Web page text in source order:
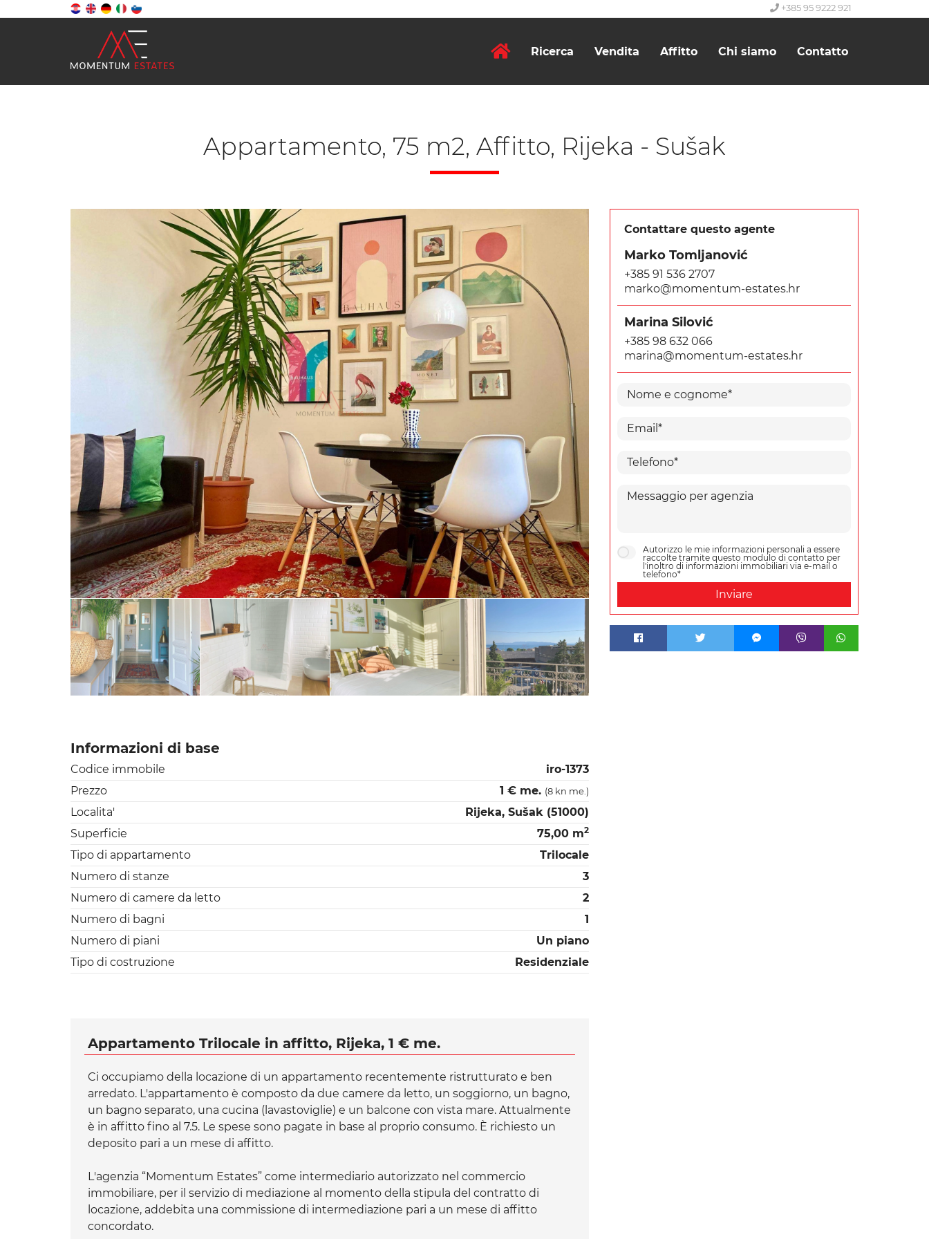
+385 95 9222 921
Ricerca Vendita Affitto Chi siamo Contatto
Appartamento, 75 m2, Affitto, Rijeka - Sušak
Informazioni di base
Codice immobile
iro-1373
Prezzo
1 € me. (8 kn me.)
Localita'
Rijeka, Sušak (51000)
Superficie
75,00 m2
Tipo di appartamento
Trilocale
Numero di stanze
3
Numero di camere da letto
2
Numero di bagni
1
Numero di piani
Un piano
Tipo di costruzione
Residenziale
Appartamento Trilocale in affitto, Rijeka, 1 € me.
Ci occupiamo della locazione di un appartamento recentemente ristrutturato e ben
arredato. L'appartamento è composto da due camere da letto, un soggiorno, un bagno,
un bagno separato, una cucina (lavastoviglie) e un balcone con vista mare. Attualmente
è in affitto fino al 7.5. Le spese sono pagate in base al proprio consumo. È richiesto un
deposito pari a un mese di affitto.
L'agenzia “Momentum Estates” come intermediario autorizzato nel commercio
immobiliare, per il servizio di mediazione al momento della stipula del contratto di
locazione, addebita una commissione di intermediazione pari a un mese di affitto
concordato.
Contattare questo agente
Marko Tomljanović
+385 91 536 2707
marko@momentum-estates.hr
Marina Silović
+385 98 632 066
marina@momentum-estates.hr
Autorizzo le mie informazioni personali a essere
raccolte tramite questo modulo di contatto per
l'inoltro di informazioni immobiliari via e-mail o
telefono*
Inviare